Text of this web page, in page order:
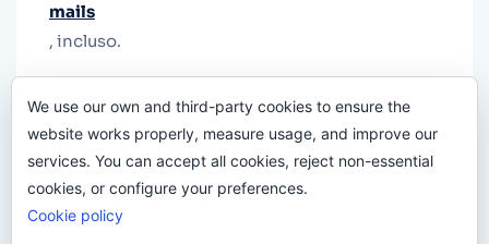
mails
, incluso.
le quiten el teléfono.
We use our own and third-party cookies to ensure the
website works properly, measure usage, and improve our
services. You can accept all cookies, reject non-essential
cookies, or configure your preferences.
Cookie policy